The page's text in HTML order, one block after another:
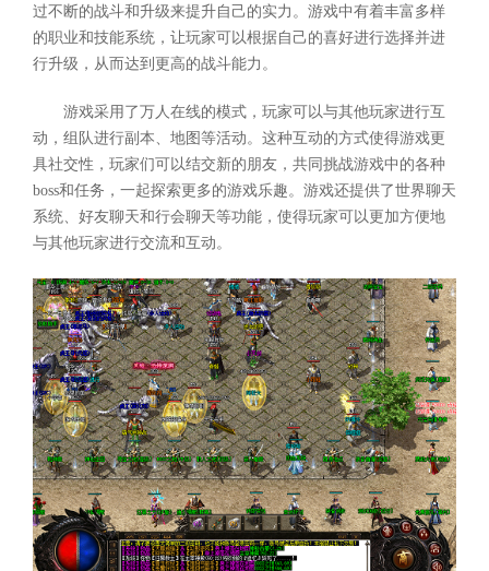
过不断的战斗和升级来提升自己的实力。游戏中有着丰富多样
的职业和技能系统，让玩家可以根据自己的喜好进行选择并进
行升级，从而达到更高的战斗能力。
游戏采用了万人在线的模式，玩家可以与其他玩家进行互
动，组队进行副本、地图等活动。这种互动的方式使得游戏更
具社交性，玩家们可以结交新的朋友，共同挑战游戏中的各种
boss和任务，一起探索更多的游戏乐趣。游戏还提供了世界聊天
系统、好友聊天和行会聊天等功能，使得玩家可以更加方便地
与其他玩家进行交流和互动。